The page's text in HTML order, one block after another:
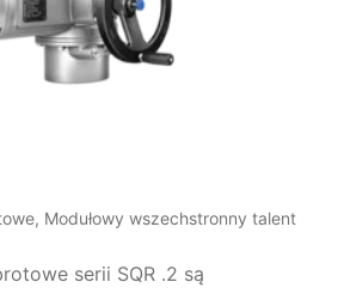
Modułowy wszechstronny talent
serii SQR .2 są